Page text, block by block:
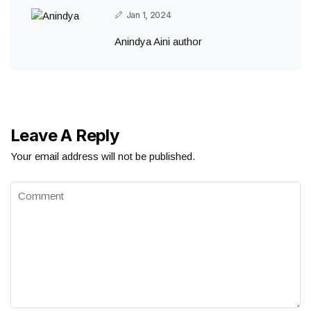
Jan 1, 2024
Anindya Aini author
Leave A Reply
Your email address will not be published.